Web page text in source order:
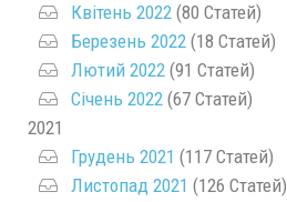
Квітень 2022 (80 Статей)
Березень 2022 (18 Статей)
Лютий 2022 (91 Статей)
Січень 2022 (67 Статей)
2021
Грудень 2021 (117 Статей)
Листопад 2021 (126 Статей)